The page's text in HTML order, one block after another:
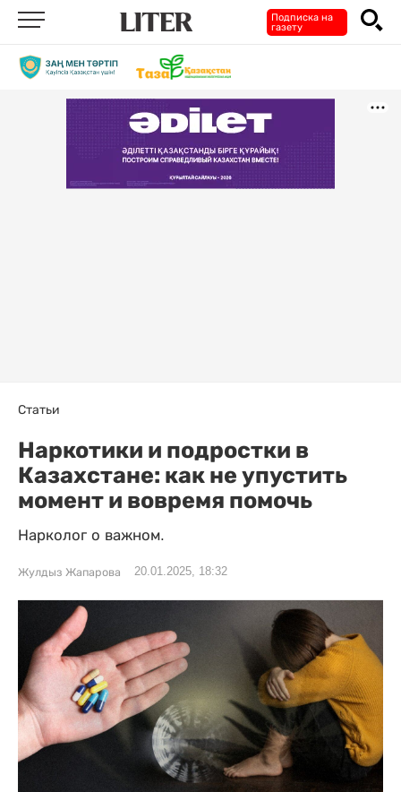
Подписка на
газету
Статьи
Наркотики и подростки в
Казахстане: как не упустить
момент и вовремя помочь
Нарколог о важном.
Жулдыз Жапарова 20.01.2025, 18:32